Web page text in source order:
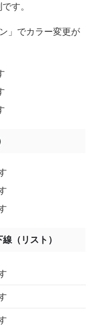
す。
」でカラー変更が
（リスト）